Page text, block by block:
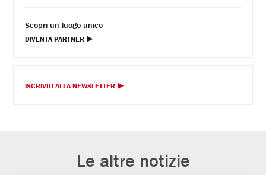
Scopri un luogo unico
DIVENTA PARTNER
ISCRIVITI ALLA NEWSLETTER
Le altre notizie